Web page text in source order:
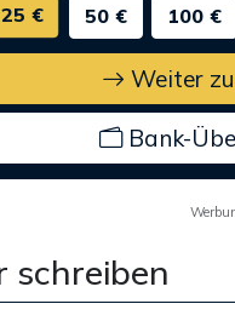
25 € 50 € 100 €
Weiter
Bank-
schreiben